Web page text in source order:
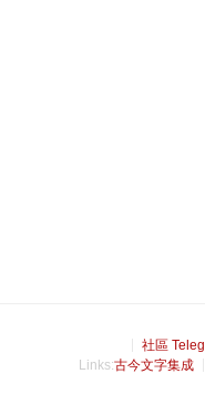
社區
Links:古今文字集成